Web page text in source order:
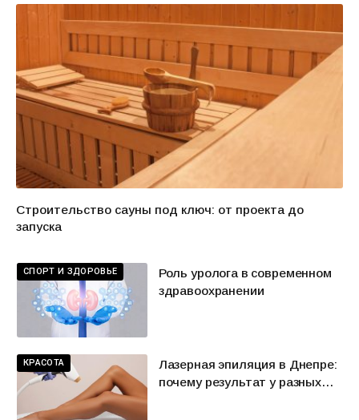
Строительство сауны под ключ: от проекта до
запуска
СПОРТ И ЗДОРОВЬЕ
Роль уролога в современном
здравоохранении
КРАСОТА
Лазерная эпиляция в Днепре:
почему результат у разных